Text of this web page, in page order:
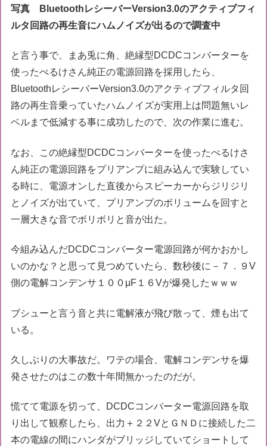
写真 BluetoothレシーバーVersion3.0のアクティブフィ
ルタ回路の再生音にハムノイズが出るので調査中
と言う事で、まあ兎に角、絶縁型DCDCコンバーターを
使ったぺるけさん純正の電源回路を採用したら、
BluetoothレシーバーVersion3.0のアクティブフィルタ回
路の再生音乗っていたハムノイズが実用上は問題無いレ
ベルまで低減する事に成功したので、次の作業に進む。
なお、この絶縁型DCDCコンバーターを使ったぺるけさ
ん純正の電源回路をプリアンプに組み込んで実験してい
る時に、電源オンした直後からスピーカーからジリジリ
とノイズが出ていて、プリアンプのボリュームを回すと
一層大きな音でボリボリと音が出た。
今組み込んだDCDCコンバーター電源回路が何かおかし
いのかな？と思って見つめていたら、数秒後に－７．９V
側の電解コンデンサ１００μF１６Vが爆発したｗｗｗ
ブシューと言う音と共に電解液が飛び散って、煙も出て
いる。
久しぶりの大事故だ。ワテの場合、電解コンデンサを爆
発させたのはこの数十年間無かったのだが。
慌てて電源を切って、DCDCコンバーター電源回路を取
り出して観察したら、出力＋２２VとＧＮＤに接続した二
本の電線の間にハンダがブリッジしていてショートして